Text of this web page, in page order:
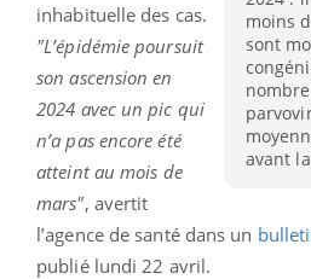
moins
sont
avant
inhabituelle des cas.
"L’épidémie poursuit
son ascension en
2024 avec un pic qui
n’a pas encore été
atteint au mois de
mars", avertit
l’agence de santé dans un
publié lundi 22 avril.